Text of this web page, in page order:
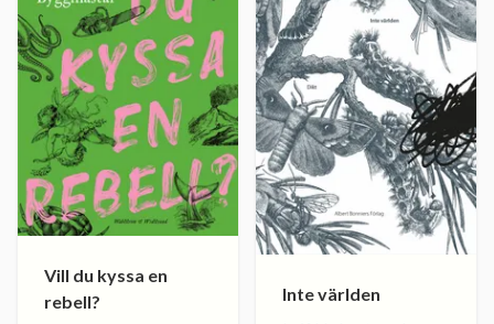
Vill du kyssa en
rebell?
Inte världen